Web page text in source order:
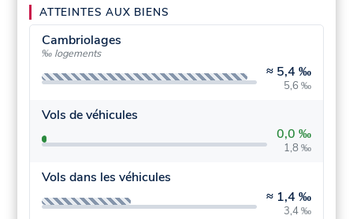
ATTEINTES AUX BIENS
Cambriolages
‰ logements
≈ 5,4 ‰
5,6 ‰
Vols de véhicules
0,0 ‰
1,8 ‰
Vols dans les véhicules
≈ 1,4 ‰
3,4 ‰